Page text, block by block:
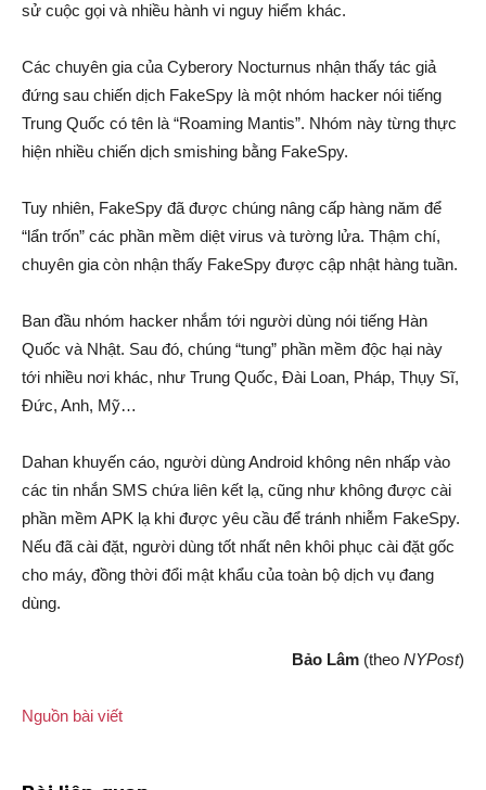
sử cuộc gọi và nhiều hành vi nguy hiểm khác.
Các chuyên gia của Cyberory Nocturnus nhận thấy tác giả
đứng sau chiến dịch FakeSpy là một nhóm hacker nói tiếng
Trung Quốc có tên là “Roaming Mantis”. Nhóm này từng thực
hiện nhiều chiến dịch smishing bằng FakeSpy.
Tuy nhiên, FakeSpy đã được chúng nâng cấp hàng năm để
“lẩn trốn” các phần mềm diệt virus và tường lửa. Thậm chí,
chuyên gia còn nhận thấy FakeSpy được cập nhật hàng tuần.
Ban đầu nhóm hacker nhắm tới người dùng nói tiếng Hàn
Quốc và Nhật. Sau đó, chúng “tung” phần mềm độc hại này
tới nhiều nơi khác, như Trung Quốc, Đài Loan, Pháp, Thụy Sĩ,
Đức, Anh, Mỹ…
Dahan khuyến cáo, người dùng Android không nên nhấp vào
các tin nhắn SMS chứa liên kết lạ, cũng như không được cài
phần mềm APK lạ khi được yêu cầu để tránh nhiễm FakeSpy.
Nếu đã cài đặt, người dùng tốt nhất nên khôi phục cài đặt gốc
cho máy, đồng thời đổi mật khẩu của toàn bộ dịch vụ đang
dùng.
Bảo Lâm (theo NYPost)
Nguồn bài viết